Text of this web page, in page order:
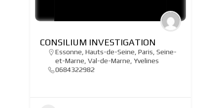
CONSILIUM INVESTIGATION
Essonne Hauts-de-Seine Paris Seine-
et-Marne Val-de-Marne Yvelines
0684322982